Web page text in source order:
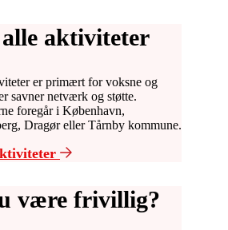
aktiviteter
er primært for voksne og
savner netværk og støtte.
foregår i København,
Dragør eller Tårnby kommune.
være frivillig?